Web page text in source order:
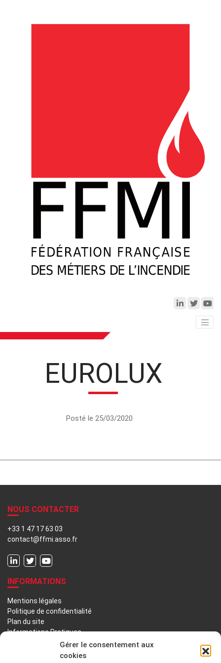
Gérer le consentement aux
cookies
EUROLUX
Posté le 25/03/2020
NOUS CONTACTER
+33 1 47 17 63 03
contact@ffmi.asso.fr
INFORMATIONS
Mentions légales
Politique de confidentialité
Plan du site
Informations Pratiques